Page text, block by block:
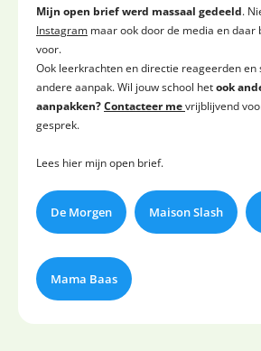
Mijn open brief werd massaal gedeeld.
Instagram maar ook door de media en daar
voor.
Ook leerkrachten en directie reageerden en
andere aanpak. Wil jouw school hetook
aanpakken?Contacteer mevrijblijvend
gesprek.
Lees hier mijn open brief.
De Morgen Maison Slash
Mama Baas